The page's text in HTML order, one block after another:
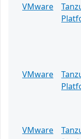
VMware
VMware
VMware